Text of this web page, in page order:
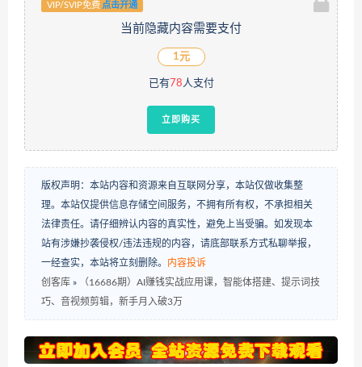
VIP/SVIP免费 点击开通
当前隐藏内容需要支付
1元
已有78人支付
立即购买
版权声明：本站内容和资源来自互联网分享，本站仅做收集整
理。本站仅提供信息存储空间服务，不拥有所有权，不承担相关
法律责任。请仔细辨认内容的真实性，避免上当受骗。如发现本
站有涉嫌抄袭侵权/违法违规的内容，请底部联系方式私聊举报，
一经查实，本站将立刻删除。 内容投诉
创客库 »
（16686期）AI赚钱实战应用课，智能体搭建、提示词技
巧、音视频剪辑，新手月入破3万